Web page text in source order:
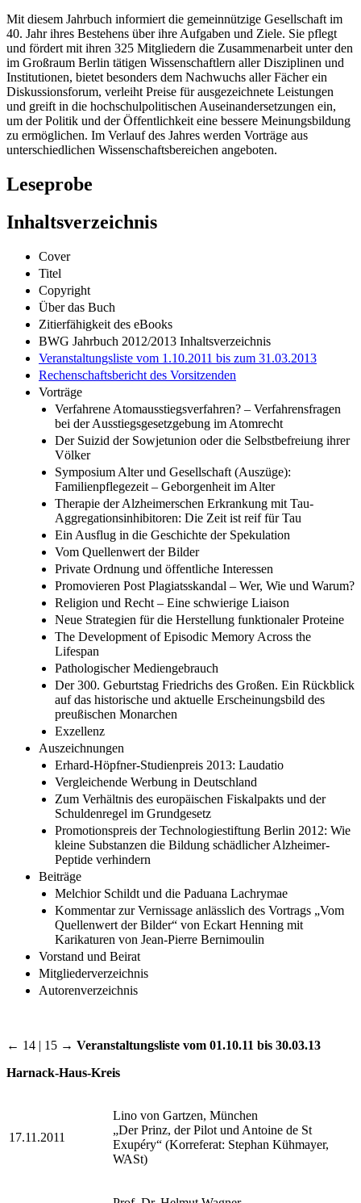
Mit diesem Jahrbuch informiert die gemeinnützige Gesellschaft im
40. Jahr ihres Bestehens über ihre Aufgaben und Ziele. Sie pflegt
und fördert mit ihren 325 Mitgliedern die Zusammenarbeit unter den
im Großraum Berlin tätigen Wissenschaftlern aller Disziplinen und
Institutionen, bietet besonders dem Nachwuchs aller Fächer ein
Diskussionsforum, verleiht Preise für ausgezeichnete Leistungen
und greift in die hochschulpolitischen Auseinandersetzungen ein,
um der Politik und der Öffentlichkeit eine bessere Meinungsbildung
zu ermöglichen. Im Verlauf des Jahres werden Vorträge aus
unterschiedlichen Wissenschaftsbereichen angeboten.
Leseprobe
Inhaltsverzeichnis
Cover
Titel
Copyright
Über das Buch
Zitierfähigkeit des eBooks
BWG Jahrbuch 2012/2013 Inhaltsverzeichnis
Veranstaltungsliste vom 1.10.2011 bis zum 31.03.2013
Rechenschaftsbericht des Vorsitzenden
Vorträge
Verfahrene Atomausstiegsverfahren? – Verfahrensfragen
bei der Ausstiegsgesetzgebung im Atomrecht
Der Suizid der Sowjetunion oder die Selbstbefreiung ihrer
Völker
Symposium Alter und Gesellschaft (Auszüge):
Familienpflegezeit – Geborgenheit im Alter
Therapie der Alzheimerschen Erkrankung mit Tau-
Aggregationsinhibitoren: Die Zeit ist reif für Tau
Ein Ausflug in die Geschichte der Spekulation
Vom Quellenwert der Bilder
Private Ordnung und öffentliche Interessen
Promovieren Post Plagiatsskandal – Wer, Wie und Warum?
Religion und Recht – Eine schwierige Liaison
Neue Strategien für die Herstellung funktionaler Proteine
The Development of Episodic Memory Across the
Lifespan
Pathologischer Mediengebrauch
Der 300. Geburtstag Friedrichs des Großen. Ein Rückblick
auf das historische und aktuelle Erscheinungsbild des
preußischen Monarchen
Exzellenz
Auszeichnungen
Erhard-Höpfner-Studienpreis 2013: Laudatio
Vergleichende Werbung in Deutschland
Zum Verhältnis des europäischen Fiskalpakts und der
Schuldenregel im Grundgesetz
Promotionspreis der Technologiestiftung Berlin 2012: Wie
kleine Substanzen die Bildung schädlicher Alzheimer-
Peptide verhindern
Beiträge
Melchior Schildt und die Paduana Lachrymae
Kommentar zur Vernissage anlässlich des Vortrags „Vom
Quellenwert der Bilder“ von Eckart Henning mit
Karikaturen von Jean-Pierre Bernimoulin
Vorstand und Beirat
Mitgliederverzeichnis
Autorenverzeichnis
← 14 | 15 → Veranstaltungsliste vom 01.10.11 bis 30.03.13
Harnack-Haus-Kreis
17.11.2011
Lino von Gartzen, München
„Der Prinz, der Pilot und Antoine de St
Exupéry“ (Korreferat: Stephan Kühmayer,
WASt)